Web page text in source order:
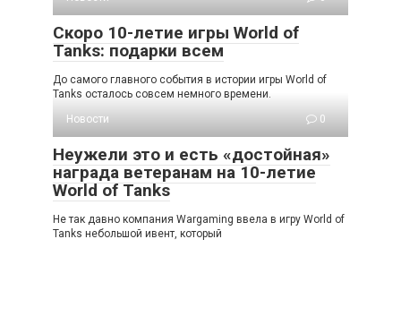
Скоро 10-летие игры World of
Tanks: подарки всем
До самого главного события в истории игры World of
Tanks осталось совсем немного времени.
Новости
0
Неужели это и есть «достойная»
награда ветеранам на 10-летие
World of Tanks
Не так давно компания Wargaming ввела в игру World of
Tanks небольшой ивент, который